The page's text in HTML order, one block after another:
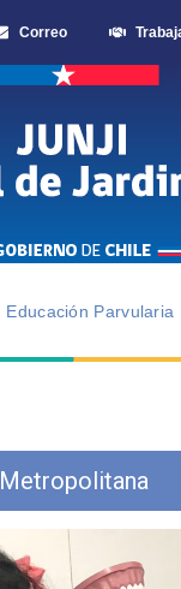
Correo
Educación Parvularia
Metropolitana